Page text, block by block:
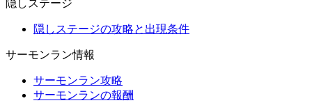
隠しステージ
隠しステージの攻略と出現条件
サーモンラン情報
サーモンラン攻略
サーモンランの報酬